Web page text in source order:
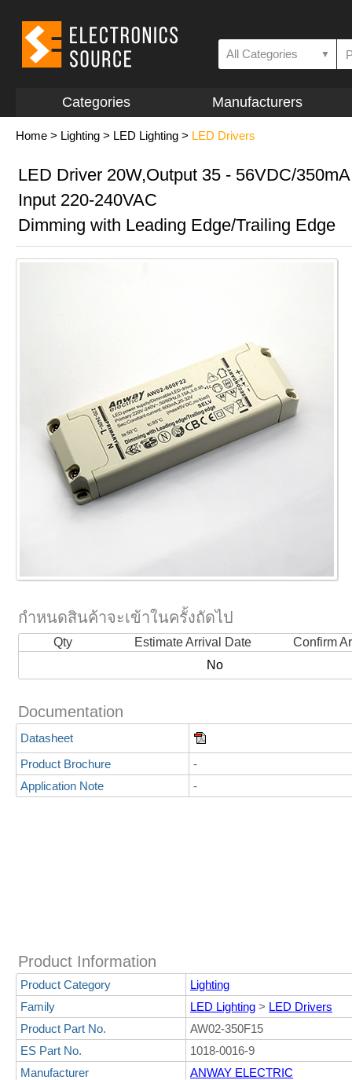
All Categories ▼
Categories Manufacturers
Home > Lighting > LED Lighting > LED Drivers
LED Driver 20W,Output 35 - 56VDC/350mA
Input 220-240VAC
Dimming with Leading Edge/Trailing Edge
กำหนดสินค้าจะเข้าในครั้งถัดไป
Qty Estimate Arrival Date
Confirm
No
Documentation
Datasheet
Product Brochure
-
Application Note
-
Product Information
Product Category
Lighting
Family
LED Lighting > LED Drivers
Product Part No.
AW02-350F15
ES Part No.
1018-0016-9
Manufacturer
ANWAY ELECTRIC